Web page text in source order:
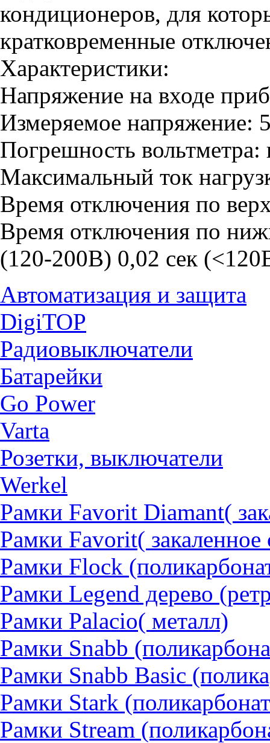
кондиционеров, для
кратковременные
Характеристики:
Напряжение на входе
Измеряемое напряжение:
Погрешность вольтметра:
Максимальный ток
Время отключения по
Время отключения по
(120-200В) 0,02 сек
Автоматизация и защита
DigiTOP
Радиовыключатели
Батарейки
Go Power
Varta
Розетки, выключатели
Werkel
Рамки Favorit Diamant(
Рамки Favorit( закаленное
Рамки Flock
Рамки Legend дерево
Рамки Palacio( металл)
Рамки Snabb
Рамки Snabb Basic
Рамки Stark
Рамки Stream